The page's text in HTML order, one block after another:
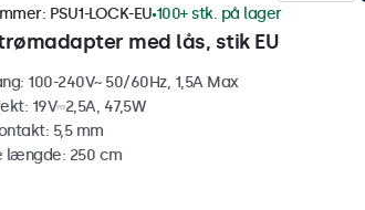
med lås, stik EU
PSU1-LOCK-EU 100+ stk. på lager
100-240V~ 50/60Hz, 1,5A Max
19V⎓2,5A, 47,5W
5,5 mm
længde: 250 cm